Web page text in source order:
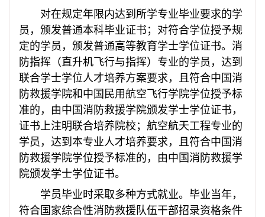
对在规定年限内达到所学专业毕业要求的学
员，颁发普通本科毕业证书；对符合学位授予规
定的学员，颁发普通高等教育学士学位证书。消
防指挥（直升机飞行与指挥）专业的学员，达到
联合学士学位人才培养方案要求，且符合中国消
防救援学院和中国民用航空飞行学院学位授予标
准的，由中国消防救援学院颁发学士学位证书，
证书上注明联合培养院校；航空航天工程专业的
学员，达到本专业人才培养要求，且符合中国消
防救援学院学位授予标准的，由中国消防救援学
院颁发学士学位证书。
学员毕业时采取多种方式就业。毕业当年，
符合国家综合性消防救援队伍干部招录资格条件